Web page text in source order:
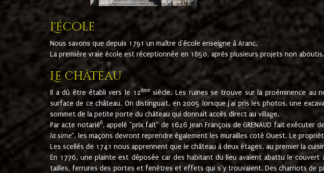
L'école
Nous savons que depuis 1791 un maître d'école enseigne à Aranc.
La première vraie école est réceptionnée en 1850, après plusieurs projets non
Le château
Il a dû être établi vers le 12èmesiècle. Les ruines se trouve sur la proéminence au
surface de ce château. On distinguait, en 2005 lorsque j'ai pris les photos, une
sommet de la petite porte du château qui donnait accès direct au village.
Par acte notarié6, appelé "prix fait" de 1626 Jean François de GRENAUD fait
la sime". les maçons devront reprendre également les murailles coté Ouest. Le
Les scellés de 1741 nous apprennent que le château à deux étages, au premier la
En 1776, une plainte est déposée car des habitant du lieu avaient abattu le
tailles, ferrures des portes et fenêtres et effets qui s’y trouvaient. Des charriots de